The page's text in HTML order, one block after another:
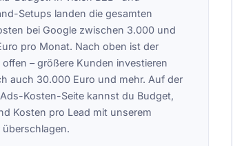
Setups landen die gesamten
bei Google zwischen 3.000 und
pro Monat. Nach oben ist der
offen – größere Kunden investieren
auch 30.000 Euro und mehr. Auf der
Kosten-Seite kannst du Budget,
Kosten pro Lead mit unserem
überschlagen.